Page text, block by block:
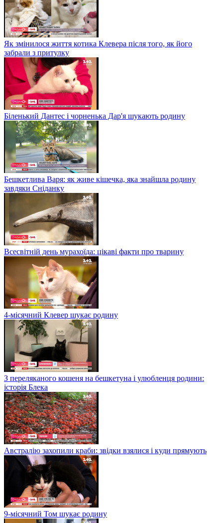
Як змінилося життя котика Клевера після того, як його
забрали з притулку
Біленький Дантес і чорненька Дар'я шукають родину
Бешкетлива Варя: як живе кішечка, яка знайшла родину
завдяки Сніданку
Всесвітній день мурахоїда: цікаві факти про тварину
4-місячний Клевер шукає родину
З переляканого кошеня на бешкетуна і улюбленця родини:
історія Блека
Австралію захопили краби: звідки взялися і куди прямують
9-місячний Том шукає родину